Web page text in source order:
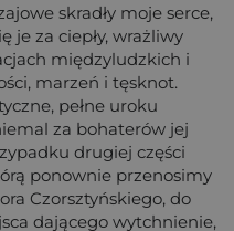
skradły moje serce,
je za ciepły, wrażliwy
międzyludzkich i
marzeń i tęsknot.
pełne uroku
za bohaterów jej
drugiej części
ponownie przenosimy
Czorsztyńskiego, do
dającego wytchnienie,